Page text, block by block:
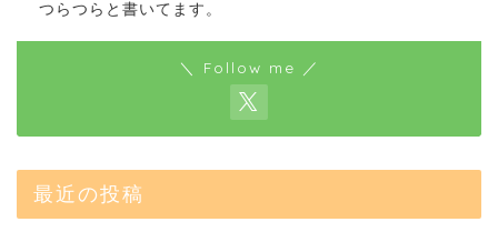
つらつらと書いてます。
＼ Follow me ／
最近の投稿